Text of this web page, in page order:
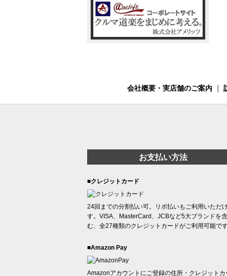
会社概要・実店舗のご案内
お支払い方法
■クレジットカード
24回までの分割払い可。リボ払いもご利用いただ
す。VISA、MasterCard、JCBなど5大ブランドを含
む、全27種類のクレジットカードがご利用可能で
■Amazon Pay
Amazonアカウントにご登録の住所・クレジットカ